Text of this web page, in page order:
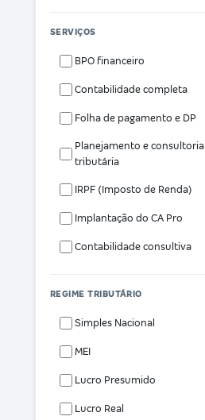
SERVIÇOS
BPO financeiro
Contabilidade completa
Folha de pagamento e DP
Planejamento e consultoria
tributária
IRPF (Imposto de Renda)
Implantação do CA Pro
Contabilidade consultiva
REGIME TRIBUTÁRIO
Simples Nacional
MEI
Lucro Presumido
Lucro Real